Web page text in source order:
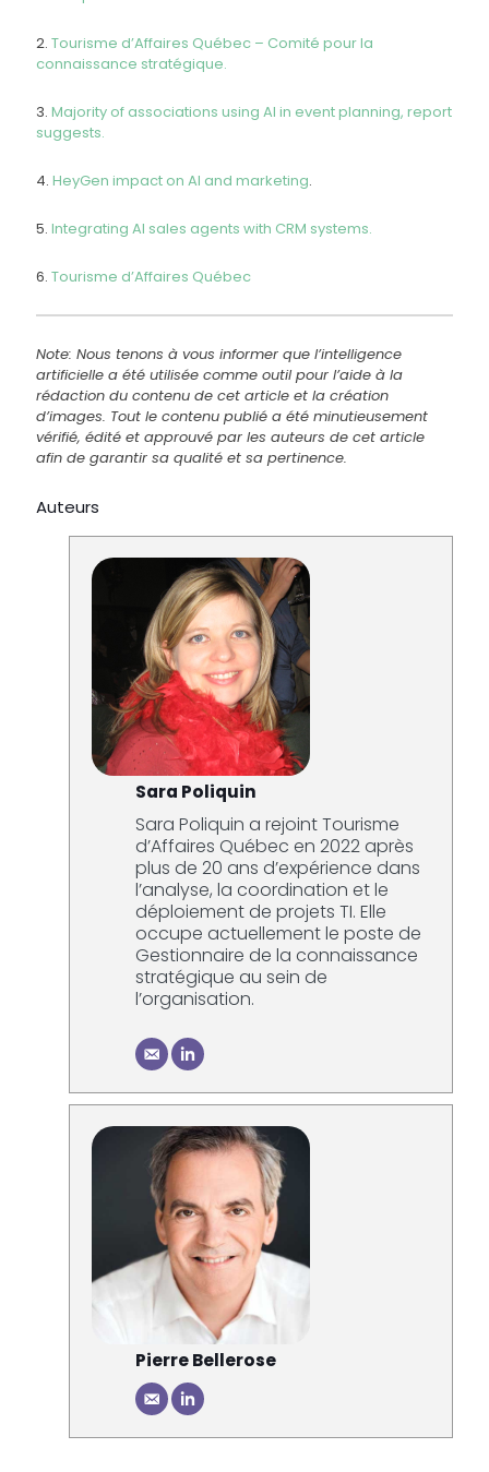
2. Tourisme d’Affaires Québec – Comité pour la
connaissance stratégique.
3. Majority of associations using AI in event planning, report
suggests.
4. HeyGen impact on AI and marketing.
5. Integrating AI sales agents with CRM systems.
6. Tourisme d’Affaires Québec
Note: Nous tenons à vous informer que l’intelligence
artificielle a été utilisée comme outil pour l’aide à la
rédaction du contenu de cet article et la création
d’images. Tout le contenu publié a été minutieusement
vérifié, édité et approuvé par les auteurs de cet article
afin de garantir sa qualité et sa pertinence.
Auteurs
Sara Poliquin
Sara Poliquin a rejoint Tourisme
d’Affaires Québec en 2022 après
plus de 20 ans d’expérience dans
l’analyse, la coordination et le
déploiement de projets TI. Elle
occupe actuellement le poste de
Gestionnaire de la connaissance
stratégique au sein de
l’organisation.
Pierre Bellerose